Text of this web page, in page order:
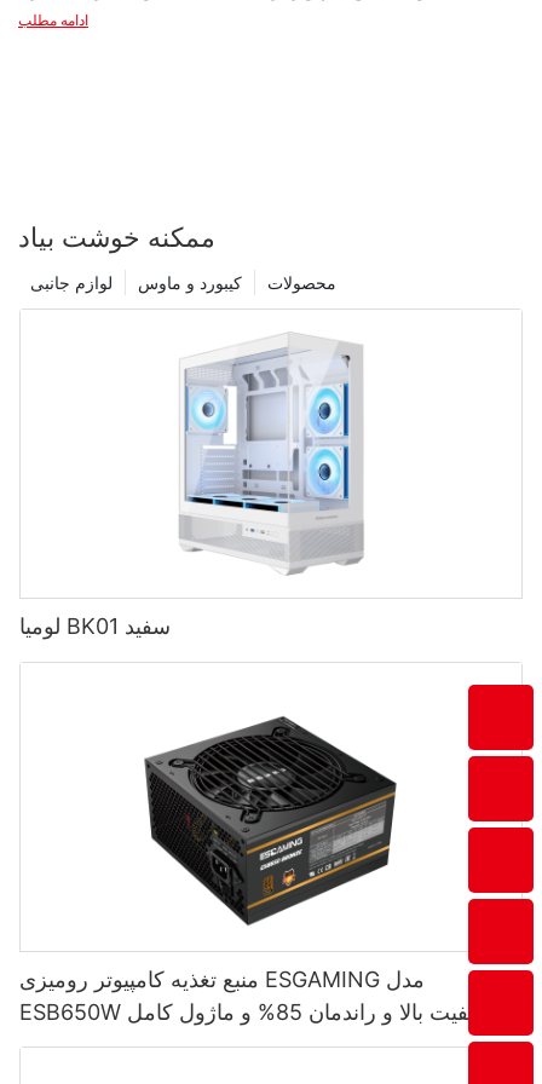
ادامه مطلب
ممکنه خوشت بیاد
محصولات کیبورد و ماوس لوازم جانبی
لومیا BK01 سفید
منبع تغذیه کامپیوتر رومیزی ESGAMING مدل
ESB650W با کیفیت بالا و راندمان 85% و ماژول کامل
80+ برنزی